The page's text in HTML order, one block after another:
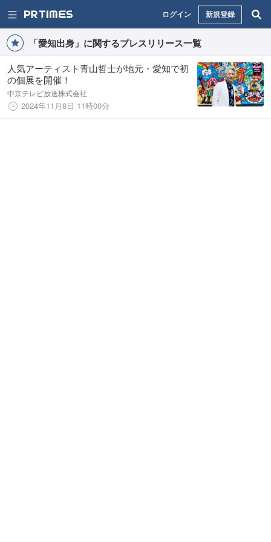
ログイン 新規登録
「愛知出身」に関するプレスリリース一覧
人気アーティスト青山哲士が地元・愛知で初
の個展を開催！
中京テレビ放送株式会社
2024年11月8日 11時00分